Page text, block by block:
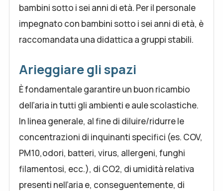
bambini sotto i sei anni di età. Per il personale
impegnato con bambini sotto i sei anni di età, è
raccomandata una didattica a gruppi stabili.
Arieggiare gli spazi
È fondamentale garantire un buon ricambio
dell’aria in tutti gli ambienti e aule scolastiche.
In linea generale, al fine di diluire/ridurre le
concentrazioni di inquinanti specifici (es. COV,
PM10,odori, batteri, virus, allergeni, funghi
filamentosi, ecc.), di CO2, di umidità relativa
presenti nell’aria e, conseguentemente, di